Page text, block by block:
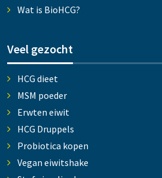
Wat is BioHCG?
Veel gezocht
HCG dieet
MSM poeder
Erwten eiwit
HCG Druppels
Probiotica kopen
Vegan eiwitshake